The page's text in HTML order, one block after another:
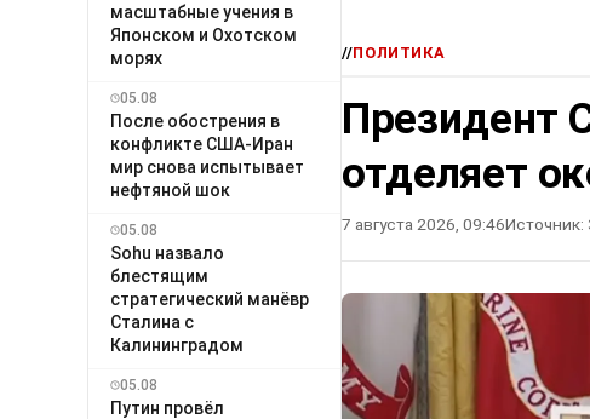
масштабные учения в
Японском и Охотском
морях
05.08
После обострения в
конфликте США-Иран
мир снова испытывает
нефтяной шок
05.08
Sohu назвало
блестящим
стратегический манёвр
Сталина с
Калининградом
05.08
Путин провёл
//ПОЛИТИКА
Президент
отделяет
7 августа 2026, 09:46Источник: